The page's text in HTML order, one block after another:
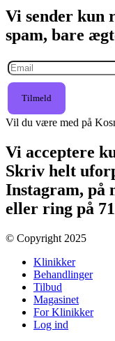
Vi sender kun
spam, bare
Tilmeld
Vil du være med på
Vi acceptere
Skriv helt
Instagram, på
eller ring på
© Copyright 2025​
Klinikker
Behandlinger
Tilbud
Magasinet
For Klinikker
Log ind